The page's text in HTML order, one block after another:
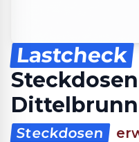
Lastcheck
Dittelbrunn
Steckdosen